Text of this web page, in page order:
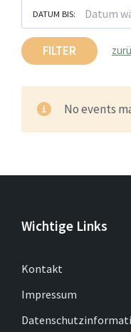
DATUM BIS:
FILTER
No events
Wichtige Links
Kontakt
Impressum